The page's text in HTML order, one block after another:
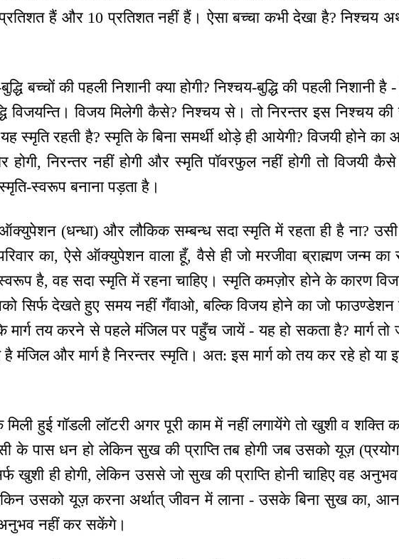
हैं और 10 प्रतिशत नहीं हैं। ऐसा बच्चा कभी देखा है? निश्चय
बच्चों की पहली निशानी क्या होगी? निश्चय-बुद्धि की पहली निशानी है
विजयन्ति। विजय मिलेगी कैसे? निश्चय से। तो निरन्तर इस निश्चय की
स्मृति रहती है? स्मृति के बिना समर्थी थोड़े ही आयेगी? विजयी होने का
निरन्तर नहीं होगी और स्मृति पॉवरफुल नहीं होगी तो विजयी कैसे
स्वरूप बनाना पड़ता है।
(धन्धा) और लौकिक सम्बन्ध सदा स्मृति में रहता ही है ना?
का, ऐसे ऑक्युपेशन वाला हूँ, वैसे ही जो मरजीवा ब्राह्मण जन्म का
है, वह सदा स्मृति में रहना चाहिए। स्मृति कमज़ोर होने के कारण
सिर्फ देखते हुए समय नहीं गँवाओ, बल्कि विजय होने का जो
तय करने से पहले मंजिल पर पहुँच जायें - यह हो सकता है? मार्ग
मंजिल और मार्ग है निरन्तर स्मृति। अत: इस मार्ग को तय कर रहे हो या
मिली हुई गॉडली लॉटरी अगर पूरी काम में नहीं लगायेंगे तो खुशी व शक्ति
के पास धन हो लेकिन सुख की प्राप्ति तब होगी जब उसको यूज़
खुशी ही होगी, लेकिन उससे जो सुख की प्राप्ति होनी चाहिए वह
उसको यूज़ करना अर्थात् जीवन में लाना - उसके बिना सुख का,
नहीं कर सकेंगे।